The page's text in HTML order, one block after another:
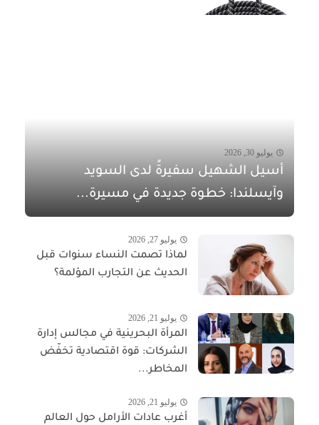
يوليو 30, 2026
أسيل الشهيل سفيرةً لدى السويد
وآيسلندا: خطوة جديدة في مسيرة...
يوليو 27, 2026
لماذا تصمت النساء سنوات قبل
الحديث عن التجارب المؤلمة؟
يوليو 21, 2026
المرأة البحرينية في مجالس إدارة
الشركات: قوة اقتصادية تخفّض
المخاطر...
يوليو 21, 2026
أغرب عادات الأرامل حول العالم